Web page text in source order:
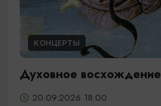
КОНЦЕРТЫ
Духовное восхождение
20.09.2026 18:00